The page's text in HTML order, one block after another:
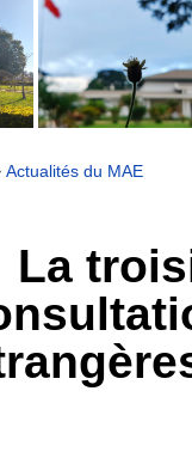
Actualités du MAE
​La